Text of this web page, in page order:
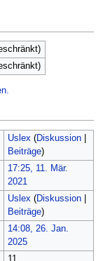
Uslex (Diskussion|
Beiträge)
17:25, 11. Mär.
2021
Uslex (Diskussion|
Beiträge)
14:08, 26. Jan.
2025
11